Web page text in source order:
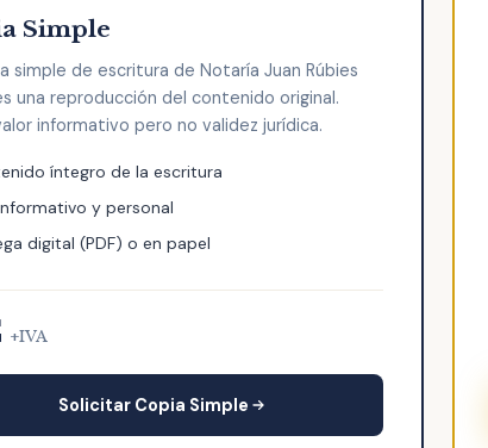
Simple
simple de escritura de Notaría Juan Rúbies
una reproducción del contenido original.
informativo pero no validez jurídica.
íntegro de la escritura
y personal
digital (PDF) o en papel
+IVA
Solicitar Copia Simple